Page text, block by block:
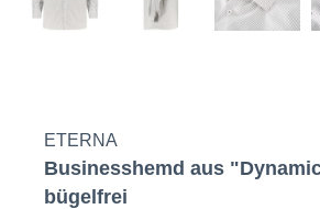
ETERNA
Businesshemd aus
bügelfrei